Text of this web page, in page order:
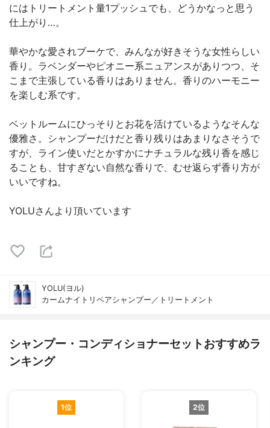
にはトリートメント量1プッシュでも、どうかなっと思う
仕上がり…。
華やかな愛されブーケで、みんなが好きそうな女性らしい
香り。ラベンダーやピオニー系ニュアンスがありつつ、そ
こまで主張している香りはありません。香りのハーモニー
を楽しむ系です。
ベットルームにひっそりとお花を活けているようなそんな
優雅さ。シャンプーだけだと香り残りはあまりなさそうで
すが、ライン使いだとかすかにナチュラルな残り香を感じ
ることも、甘すぎない自然な香りで、むせ返らず香り方が
いいですね。
YOLUさんより頂いています
YOLU(ヨル)
カームナイトリペアシャンプー／トリートメント
シャンプー・コンディショナーセットおすすめラ
ンキング
1位 2位